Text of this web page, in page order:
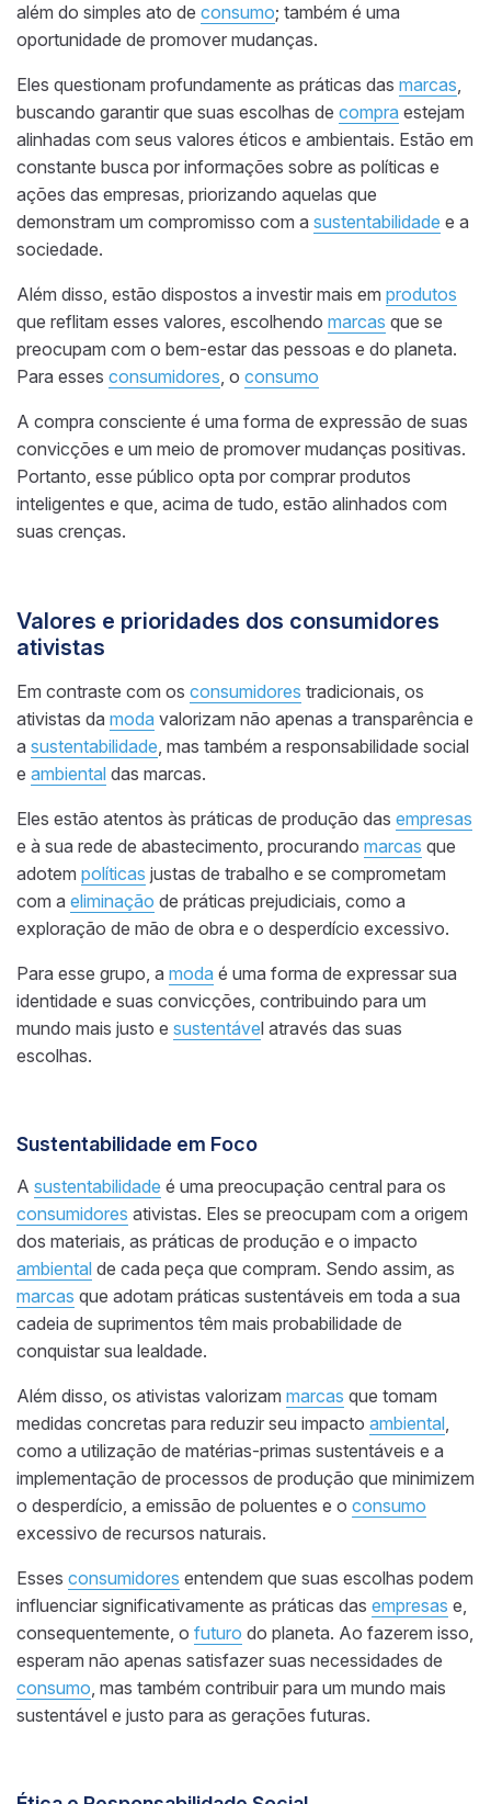
além do simples ato de consumo; também é uma
oportunidade de promover mudanças.
Eles questionam profundamente as práticas das marcas,
buscando garantir que suas escolhas de compra estejam
alinhadas com seus valores éticos e ambientais. Estão em
constante busca por informações sobre as políticas e
ações das empresas, priorizando aquelas que
demonstram um compromisso com a sustentabilidade e a
sociedade.
Além disso, estão dispostos a investir mais em produtos
que reflitam esses valores, escolhendo marcas que se
preocupam com o bem-estar das pessoas e do planeta.
Para esses consumidores, o consumo
A compra consciente é uma forma de expressão de suas
convicções e um meio de promover mudanças positivas.
Portanto, esse público opta por comprar produtos
inteligentes e que, acima de tudo, estão alinhados com
suas crenças.
Valores e prioridades dos consumidores
ativistas
Em contraste com os consumidores tradicionais, os
ativistas da moda valorizam não apenas a transparência e
a sustentabilidade, mas também a responsabilidade social
e ambiental das marcas.
Eles estão atentos às práticas de produção das empresas
e à sua rede de abastecimento, procurando marcas que
adotem políticas justas de trabalho e se comprometam
com a eliminação de práticas prejudiciais, como a
exploração de mão de obra e o desperdício excessivo.
Para esse grupo, a moda é uma forma de expressar sua
identidade e suas convicções, contribuindo para um
mundo mais justo e sustentável através das suas
escolhas.
Sustentabilidade em Foco
A sustentabilidade é uma preocupação central para os
consumidores ativistas. Eles se preocupam com a origem
dos materiais, as práticas de produção e o impacto
ambiental de cada peça que compram. Sendo assim, as
marcas que adotam práticas sustentáveis em toda a sua
cadeia de suprimentos têm mais probabilidade de
conquistar sua lealdade.
Além disso, os ativistas valorizam marcas que tomam
medidas concretas para reduzir seu impacto ambiental,
como a utilização de matérias-primas sustentáveis e a
implementação de processos de produção que minimizem
o desperdício, a emissão de poluentes e o consumo
excessivo de recursos naturais.
Esses consumidores entendem que suas escolhas podem
influenciar significativamente as práticas das empresas e,
consequentemente, o futuro do planeta. Ao fazerem isso,
esperam não apenas satisfazer suas necessidades de
consumo, mas também contribuir para um mundo mais
sustentável e justo para as gerações futuras.